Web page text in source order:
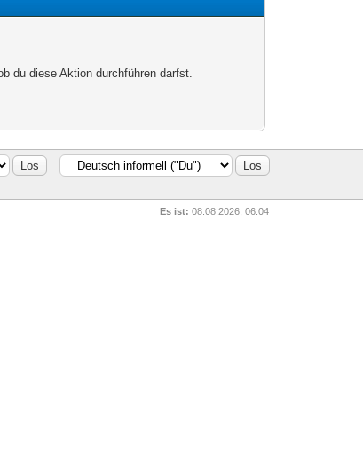
du diese Aktion durchführen darfst.
Es ist: 08.08.2026, 06:04